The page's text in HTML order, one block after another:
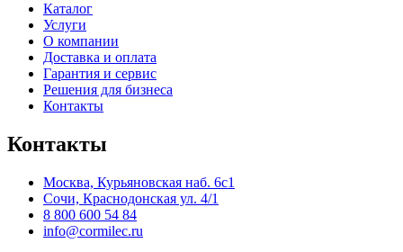
Каталог
Услуги
О компании
Доставка и оплата
Гарантия и сервис
Решения для бизнеса
Контакты
Контакты
Москва, Курьяновская наб. 6с1
Сочи, Краснодонская ул. 4/1
8 800 600 54 84
info@cormilec.ru